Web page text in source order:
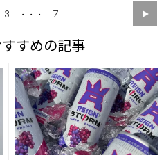
3 ・・・ 7
すめの記事